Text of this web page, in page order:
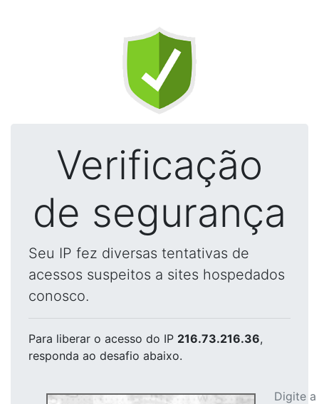
Verificação
de segurança
Seu IP fez diversas tentativas de
acessos suspeitos a sites hospedados
conosco.
Para liberar o acesso do IP 216.73.216.36,
responda ao desafio abaixo.
Digite